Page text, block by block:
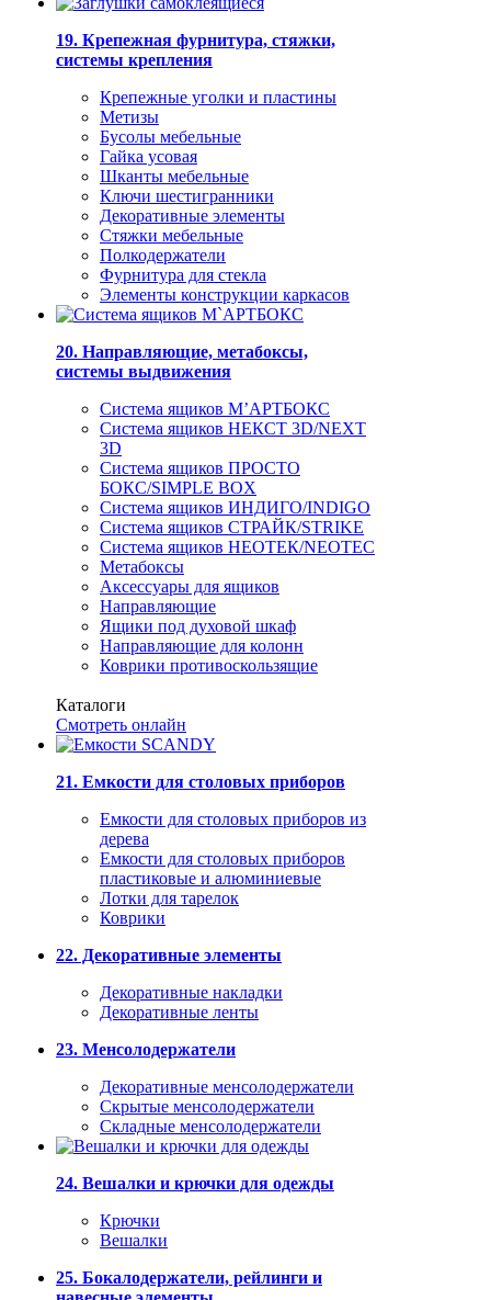
19. Крепежная фурнитура, стяжки,
системы крепления
Крепежные уголки и пластины
Метизы
Бусолы мебельные
Гайка усовая
Шканты мебельные
Ключи шестигранники
Декоративные элементы
Стяжки мебельные
Полкодержатели
Фурнитура для стекла
Элементы конструкции каркасов
20. Направляющие, метабоксы,
системы выдвижения
Система ящиков М’АРТБОКС
Система ящиков НЕКСТ 3D/NEXT
3D
Система ящиков ПРОСТО
БОКС/SIMPLE BOX
Система ящиков ИНДИГО/INDIGO
Система ящиков СТРАЙК/STRIKE
Система ящиков НЕОТЕК/NEOTEC
Метабоксы
Аксессуары для ящиков
Направляющие
Ящики под духовой шкаф
Направляющие для колонн
Коврики противоскользящие
Каталоги
Смотреть онлайн
21. Емкости для столовых приборов
Емкости для столовых приборов из
дерева
Емкости для столовых приборов
пластиковые и алюминиевые
Лотки для тарелок
Коврики
22. Декоративные элементы
Декоративные накладки
Декоративные ленты
23. Менсолодержатели
Декоративные менсолодержатели
Скрытые менсолодержатели
Складные менсолодержатели
24. Вешалки и крючки для одежды
Крючки
Вешалки
25. Бокалодержатели, рейлинги и